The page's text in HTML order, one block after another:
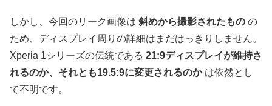
しかし、今回のリーク画像は 斜めから撮影されたもの の
ため、ディスプレイ周りの詳細はまだはっきりしません。
Xperia 1シリーズの伝統である 21:9ディスプレイが維持さ
れるのか、それとも19.5:9に変更されるのかは依然とし
て不明です。